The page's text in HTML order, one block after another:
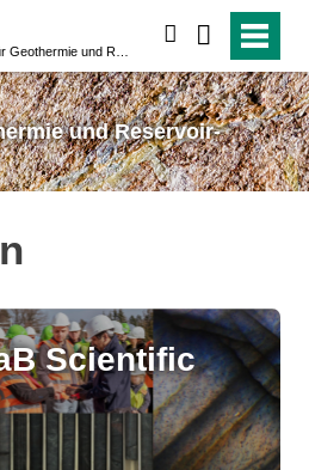
und Reservoir-
Scientific